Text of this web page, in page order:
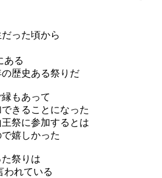
った頃から
ある
の歴史ある祭りだ
もあって
きることになった
祭に参加するとは
嬉しかった
祭りは
われている